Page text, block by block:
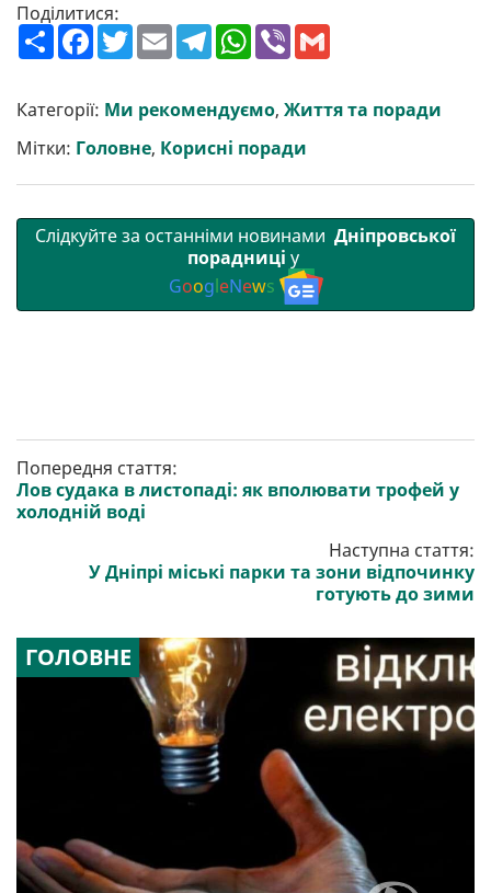
Поділитися:
П
о
р
и
т
и
F
a
b
o
o
k
T
w
e
r
E
m
l
T
e
g
r
a
m
W
h
s
A
p
p
V
r l
Категорії: Ми рекомендуємо, Життя та поради
Мітки: Головне, Корисні поради
Слідкуйте за останніми новинами Дніпровської
порадниці у
GoogleNews
Попередня стаття:
Лов судака в листопаді: як вполювати трофей у
холодній воді
Наступна стаття:
У Дніпрі міські парки та зони відпочинку
готують до зими
ГОЛОВНЕ